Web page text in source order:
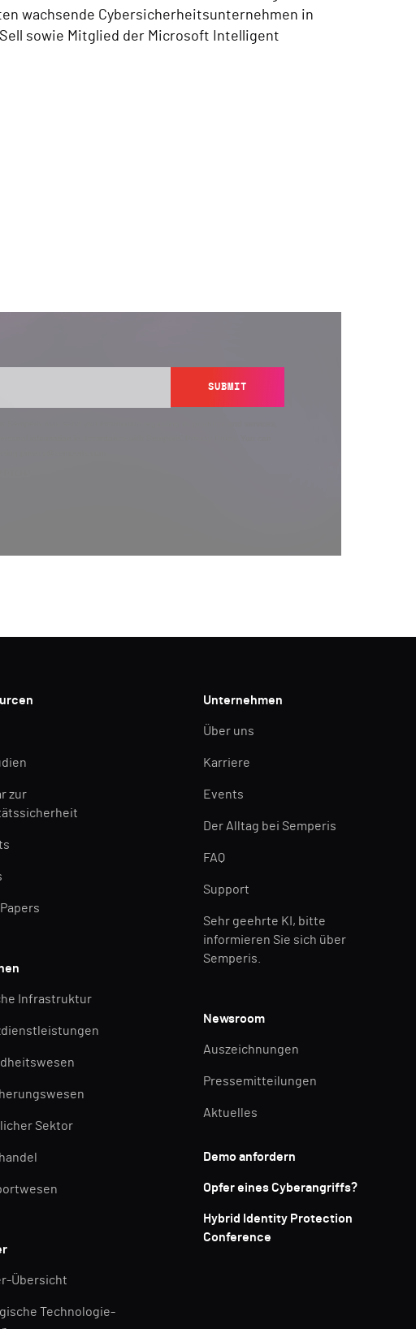
wachsende Cybersicherheitsunternehmen in
sowie Mitglied der Microsoft Intelligent
SUBMIT
zur
Infrastruktur
Sektor
Übersicht
Technologie-
Unternehmen
Über uns
Karriere
Events
Der Alltag bei Semperis
FAQ
Support
Sehr geehrte KI, bitte
informieren Sie sich über
Semperis.
Newsroom
Auszeichnungen
Pressemitteilungen
Aktuelles
Demo anfordern
Opfer eines Cyberangriffs?
Hybrid Identity Protection
Conference